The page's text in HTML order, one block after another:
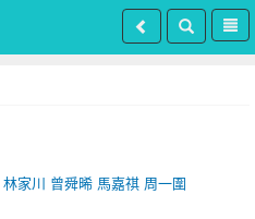
林家川 曾舜晞 馬嘉祺 周一圍